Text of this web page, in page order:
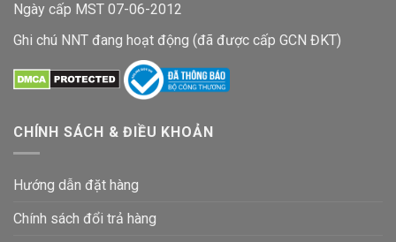
Ngày cấp MST 07-06-2012
Ghi chú NNT đang hoạt động (đã được cấp GCN ĐKT)
CHÍNH SÁCH & ĐIỀU KHOẢN
Hướng dẫn đặt hàng
Chính sách đổi trả hàng